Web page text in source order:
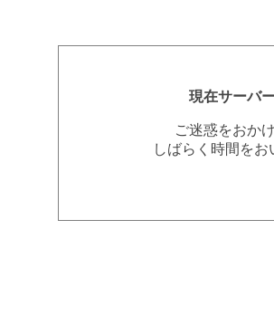
現在サーバ
ご迷惑をおか
しばらく時間を